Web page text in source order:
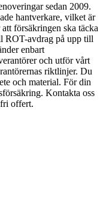
sedan 2009.
hantverkare, vilket är
försäkringen ska täcka
ROT-avdrag på upp till
enbart
och utför vårt
riktlinjer. Du
och material. För din
Kontakta oss
offert.